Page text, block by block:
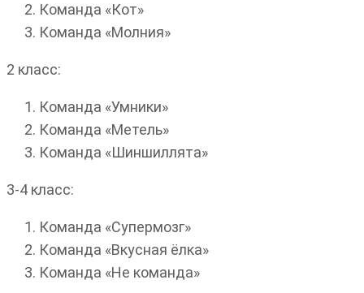
Команда «Кот»
Команда «Молния»
2 класс:
Команда «Умники»
Команда «Метель»
Команда «Шиншиллята»
3-4 класс:
Команда «Супермозг»
Команда «Вкусная ёлка»
Команда «Не команда»